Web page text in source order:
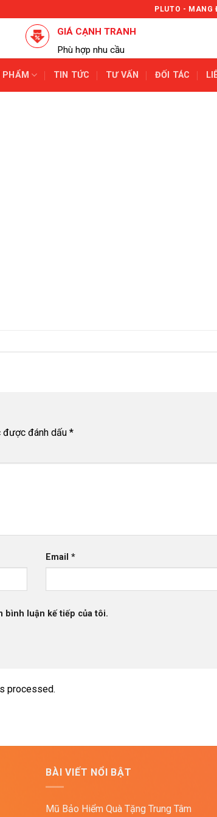
PLUTO - MANG
GIÁ CẠNH TRANH
Phù hợp nhu cầu
PHẨM TIN TỨC TƯ VẤN ĐỐI TÁC
được đánh dấu *
Email *
bình luận kế tiếp của tôi.
processed.
BÀI VIẾT NỔI BẬT
Mũ Bảo Hiểm Quà Tặng Trung Tâm